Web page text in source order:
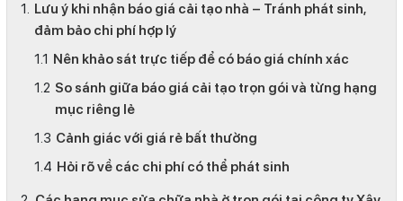
Lưu ý khi nhận báo giá cải tạo nhà – Tránh phát sinh,
đảm bảo chi phí hợp lý
Nên khảo sát trực tiếp để có báo giá chính xác
So sánh giữa báo giá cải tạo trọn gói và từng hạng
mục riêng lẻ
Cảnh giác với giá rẻ bất thường
Hỏi rõ về các chi phí có thể phát sinh